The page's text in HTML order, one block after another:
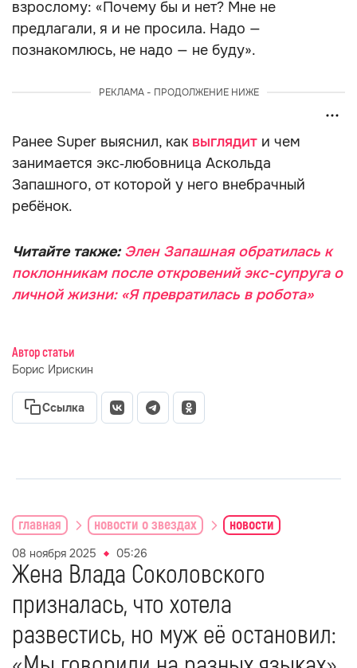
взрослому: «Почему бы и нет? Мне не
предлагали, я и не просила. Надо —
познакомлюсь, не надо — не буду».
РЕКЛАМА - ПРОДОЛЖЕНИЕ НИЖЕ
Ранее Super выяснил, как выглядит и чем
занимается экс‑любовница Аскольда
Запашного, от которой у него внебрачный
ребёнок.
Читайте также: Элен Запашная обратилась к
поклонникам после откровений экс-супруга о
личной жизни: «Я превратилась в робота»
Автор статьи
Борис Ирискин
Ссылка
главная новости о звездах новости
08 ноября 2025 05:26
Жена Влада Соколовского
призналась, что хотела
развестись, но муж её остановил: